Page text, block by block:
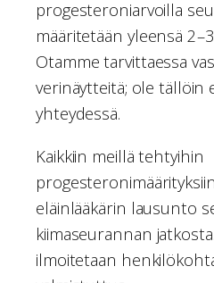
progesteroniarvoilla
määritetään yleensä
Otamme tarvittaessa
verinäytteitä; ole tällöin
yhteydessä.
Kaikkiin meillä tehtyihin
eläinlääkärin lausunto
kiimaseurannan
ilmoitetaan